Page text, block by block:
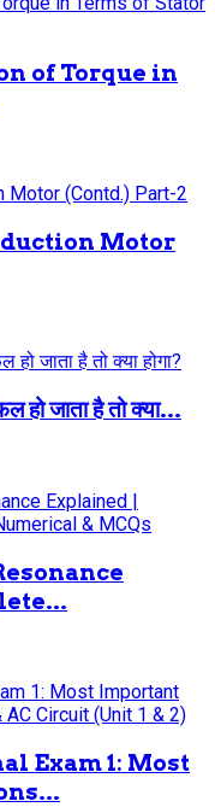
of Torque in
Motor
हो जाता है तो क्या...
Exam 1: Most